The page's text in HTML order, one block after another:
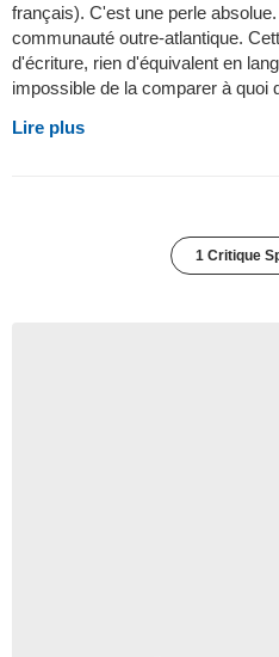
français). C'est une perle
communauté outre-atlantique.
d'écriture, rien d'équivalent en
impossible de la comparer à quoi
Lire plus
1 Critique